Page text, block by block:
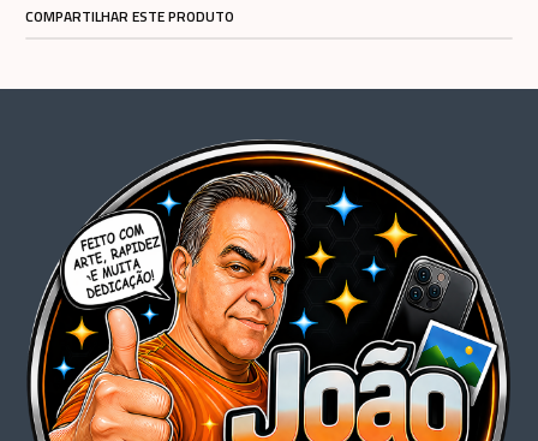
COMPARTILHAR ESTE PRODUTO